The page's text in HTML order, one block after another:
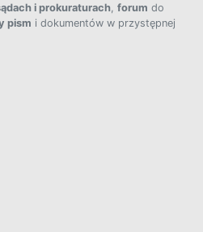
i prokuraturach, forum do
pism i dokumentów w przystępnej